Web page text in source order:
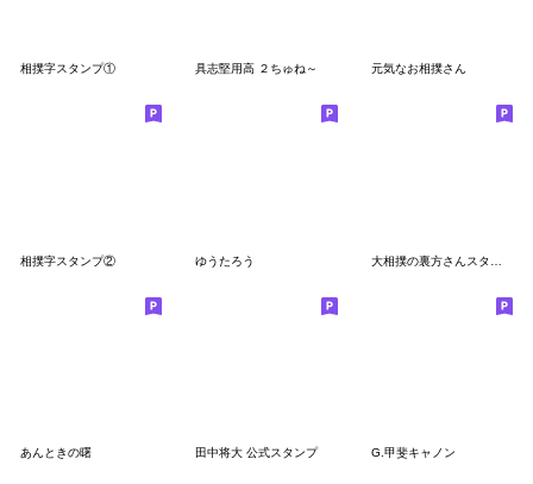
相撲字スタンプ① 具志堅用高 ２ちゅね～ 元気なお相撲さん
相撲字スタンプ② ゆうたろう
あんときの曙 田中将大 公式スタンプ G.甲斐キャノン